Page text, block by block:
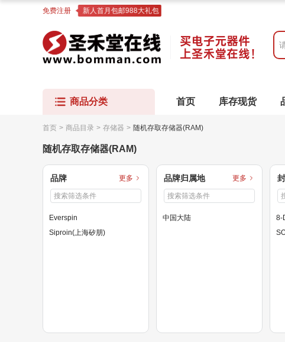
免费注册 新人首月包邮988大礼包
商品分类 首页 库存现货
首页 > 商品目录 > 存储器 > 随机存取存储器(RAM)
随机存取存储器(RAM)
品牌 更多
Everspin
Siproin(上海矽朋)
品牌归属地 更多
中国大陆
8-